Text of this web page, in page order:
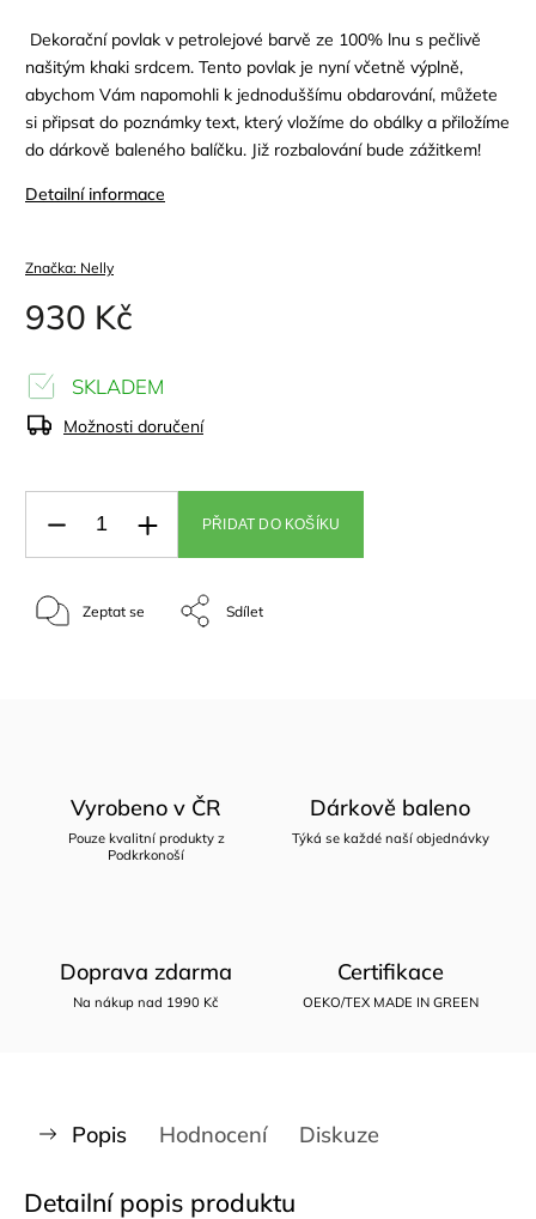
Dekorační povlak v petrolejové barvě ze 100% lnu s pečlivě
našitým khaki srdcem. Tento povlak je nyní včetně výplně,
abychom Vám napomohli k jednoduššímu obdarování, můžete
si připsat do poznámky text, který vložíme do obálky a přiložíme
do dárkově baleného balíčku. Již rozbalování bude zážitkem!
Detailní informace
Značka: Nelly
930 Kč
SKLADEM
Možnosti doručení
PŘIDAT DO KOŠÍKU
Zeptat se Sdílet
Vyrobeno v ČR
Pouze kvalitní produkty z
Podkrkonoší
Dárkově baleno
Týká se každé naší objednávky
Doprava zdarma
Na nákup nad 1990 Kč
Certifikace
OEKO/TEX MADE IN GREEN
Popis Hodnocení Diskuze
Detailní popis produktu